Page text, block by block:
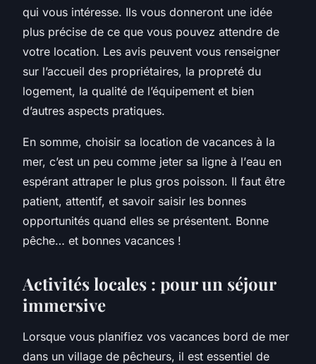
qui vous intéresse. Ils vous donneront une idée
plus précise de ce que vous pouvez attendre de
votre location. Les avis peuvent vous renseigner
sur l’accueil des propriétaires, la propreté du
logement, la qualité de l’équipement et bien
d’autres aspects pratiques.
En somme, choisir sa location de vacances à la
mer, c’est un peu comme jeter sa ligne à l’eau en
espérant attraper le plus gros poisson. Il faut être
patient, attentif, et savoir saisir les bonnes
opportunités quand elles se présentent. Bonne
pêche… et bonnes vacances !
Activités locales : pour un séjour
immersive
Lorsque vous planifiez vos vacances bord de mer
dans un village de pêcheurs, il est essentiel de